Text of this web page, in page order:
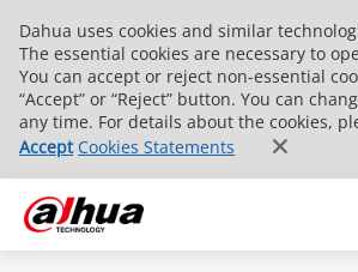
Dahua uses cookies and similar
The essential cookies are necessary to
You can accept or reject non-essential
“Accept” or “Reject” button. You can
any time. For details about the cookies,
Accept Cookies Statements